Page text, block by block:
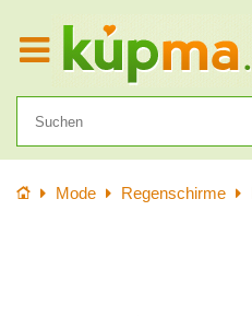
Startseite
Mode Regenschirme